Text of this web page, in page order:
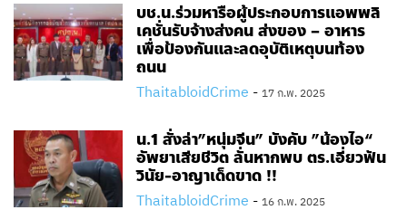
บช.น.ร่วมหารือผู้ประกอบการแอพพลิ
เคชั่นรับจ้างส่งคน ส่งของ – อาหาร
เพื่อป้องกันและลดอุบัติเหตุบนท้อง
ถนน
ThaitabloidCrime - 17 ก.พ. 2025
น.1 สั่งล่า”หนุ่มจีน” บังคับ ”น้องไอ“
อัพยาเสียชีวิต ลั่นหากพบ ตร.เอี่ยวฟัน
วินัย-อาญาเด็ดขาด !!
ThaitabloidCrime - 16 ก.พ. 2025